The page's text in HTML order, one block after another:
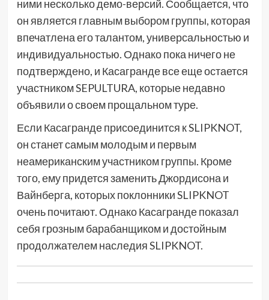
ними несколько демо-версий. Сообщается, что
он является главным выбором группы, которая
впечатлена его талантом, универсальностью и
индивидуальностью. Однако пока ничего не
подтверждено, и Касагранде все еще остается
участником SEPULTURA, которые недавно
объявили о своем прощальном туре.
Если Касагранде присоединится к SLIPKNOT,
он станет самым молодым и первым
неамериканским участником группы. Кроме
того, ему придется заменить Джордисона и
Вайнберга, которых поклонники SLIPKNOT
очень почитают. Однако Касагранде показал
себя грозным барабанщиком и достойным
продолжателем наследия SLIPKNOT.